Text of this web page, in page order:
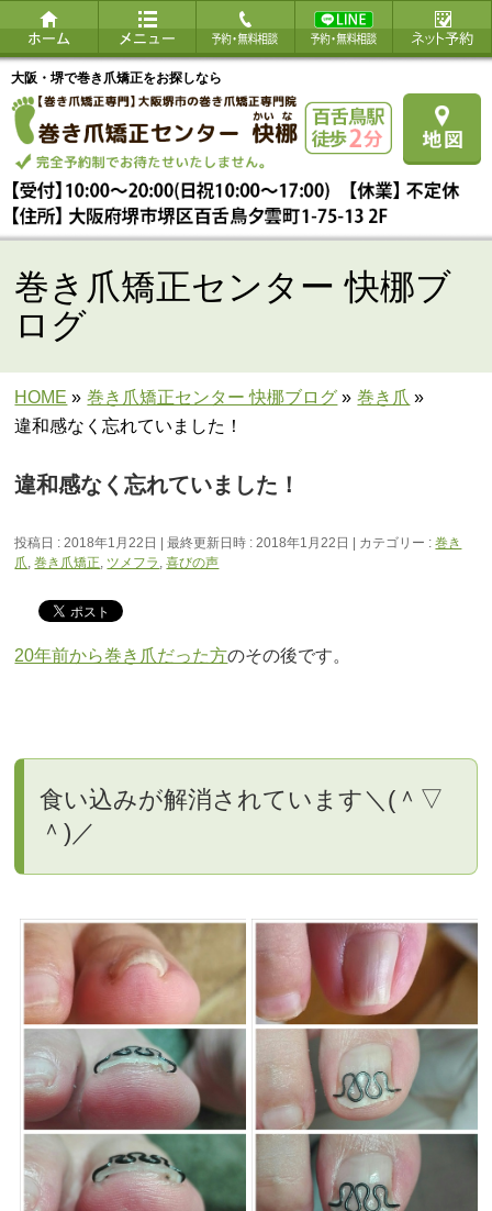
大阪・堺で巻き爪矯正をお探しなら
巻き爪矯正センター 快梛ブ
ログ
HOME » 巻き爪矯正センター 快梛ブログ » 巻き爪 »
違和感なく忘れていました！
違和感なく忘れていました！
投稿日 : 2018年1月22日 最終更新日時 : 2018年1月22日 カテゴリー :巻き
爪 ,巻き爪矯正 ツメフラ ,喜びの声
20年前から巻き爪だった方のその後です。
食い込みが解消されています＼(＾▽
＾)／